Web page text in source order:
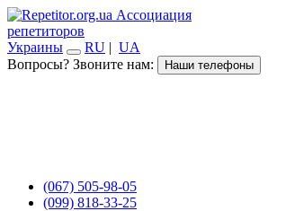
Ассоциация
репетиторов
Украины
RU | UA
Вопросы? Звоните нам:
Наши телефоны
(067) 505-98-05
(099) 818-33-25